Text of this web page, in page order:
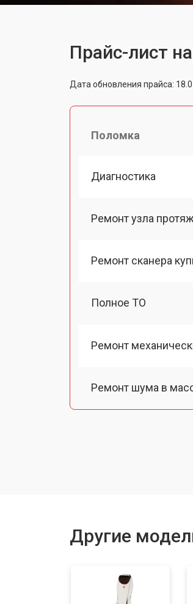
Прайс-лист
Дата обновления прайса:
Поломка
Диагностика
Ремонт узла
Ремонт сканера
Полное ТО
Ремонт
Ремонт шума в
Замена замка
Другие